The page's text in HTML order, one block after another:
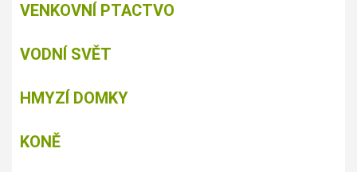
VENKOVNÍ PTACTVO
VODNÍ SVĚT
HMYZÍ DOMKY
KONĚ